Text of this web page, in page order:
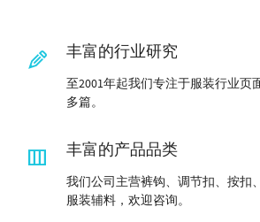
丰富的行业研究
至2001年起我们专注于服装行业页
多篇。
丰富的产品品类
我们公司主营裤钩、调节扣、按扣
服装辅料，欢迎咨询。